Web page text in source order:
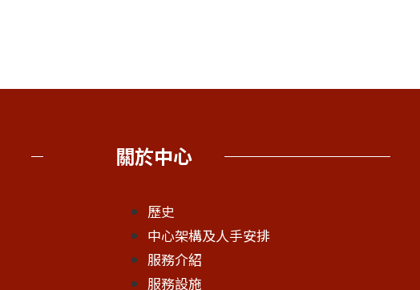
關於中心
歷史
中心架構及人手安排
服務介紹
服務設施